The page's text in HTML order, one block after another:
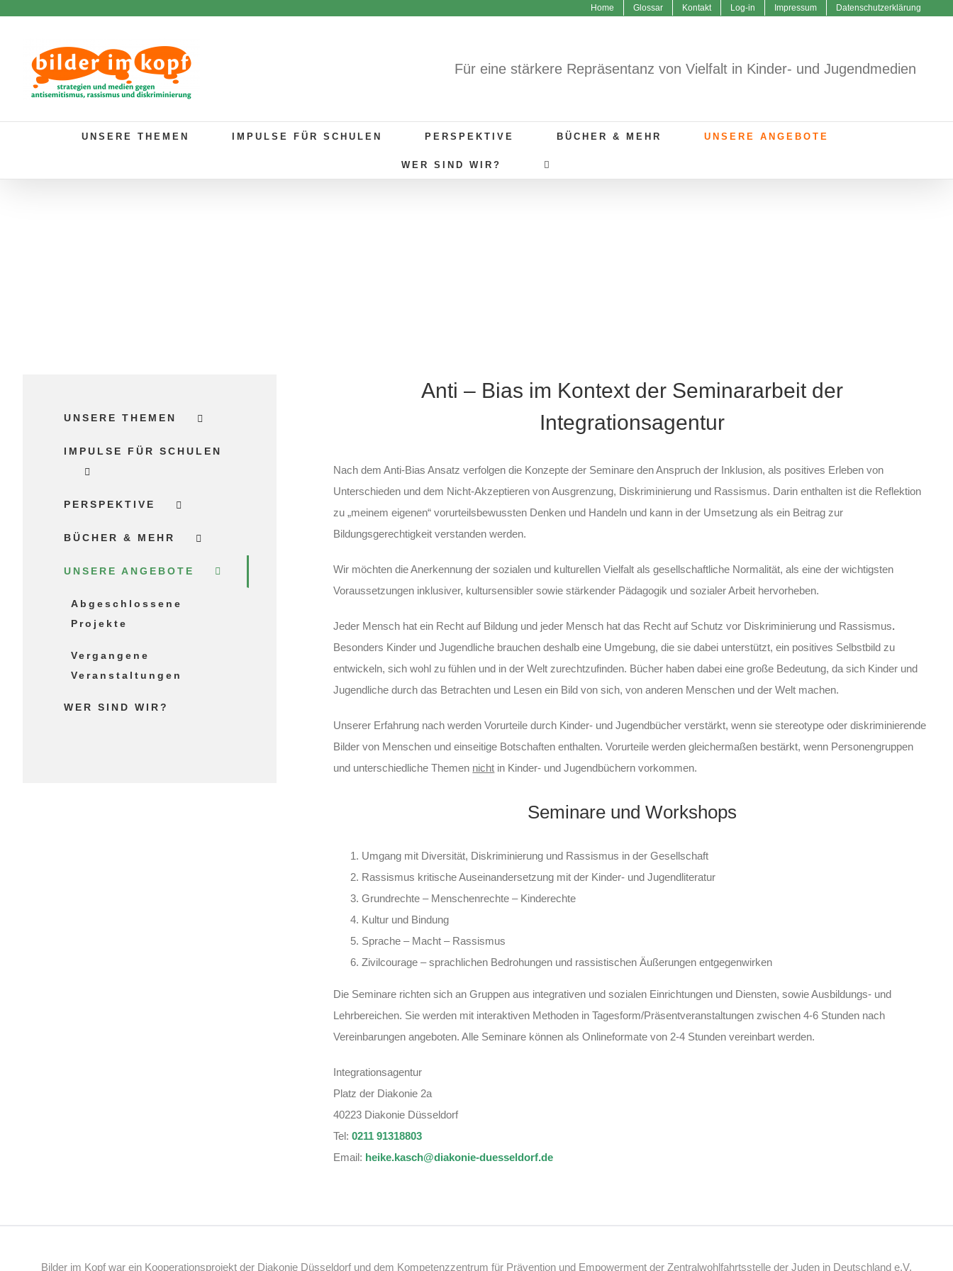
Home Glossar Kontakt Log-in Impressum Datenschutzerklärung
Für eine stärkere Repräsentanz von Vielfalt in Kinder- und Jugendmedien
UNSERE THEMEN IMPULSE FÜR SCHULEN PERSPEKTIVE BÜCHER & MEHR UNSERE ANGEBOTE
WER SIND WIR?
Anti – Bias im Kontext der Seminararbeit der
Integrationsagentur
Nach dem Anti-Bias Ansatz verfolgen die Konzepte der Seminare den Anspruch der Inklusion, als positives Erleben von
Unterschieden und dem Nicht-Akzeptieren von Ausgrenzung, Diskriminierung und Rassismus. Darin enthalten ist die Reflektion
zu „meinem eigenen“ vorurteilsbewussten Denken und Handeln und kann in der Umsetzung als ein Beitrag zur
Bildungsgerechtigkeit verstanden werden.
Wir möchten die Anerkennung der sozialen und kulturellen Vielfalt als gesellschaftliche Normalität, als eine der wichtigsten
Voraussetzungen inklusiver, kultursensibler sowie stärkender Pädagogik und sozialer Arbeit hervorheben.
Jeder Mensch hat ein Recht auf Bildung und jeder Mensch hat das Recht auf Schutz vor Diskriminierung und Rassismus.
Besonders Kinder und Jugendliche brauchen deshalb eine Umgebung, die sie dabei unterstützt, ein positives Selbstbild zu
entwickeln, sich wohl zu fühlen und in der Welt zurechtzufinden. Bücher haben dabei eine große Bedeutung, da sich Kinder und
Jugendliche durch das Betrachten und Lesen ein Bild von sich, von anderen Menschen und der Welt machen.
Unserer Erfahrung nach werden Vorurteile durch Kinder- und Jugendbücher verstärkt, wenn sie stereotype oder diskriminierende
Bilder von Menschen und einseitige Botschaften enthalten. Vorurteile werden gleichermaßen bestärkt, wenn Personengruppen
und unterschiedliche Themen nicht in Kinder- und Jugendbüchern vorkommen.
Seminare und Workshops
Umgang mit Diversität, Diskriminierung und Rassismus in der Gesellschaft
Rassismus kritische Auseinandersetzung mit der Kinder- und Jugendliteratur
Grundrechte – Menschenrechte – Kinderechte
Kultur und Bindung
Sprache – Macht – Rassismus
Zivilcourage – sprachlichen Bedrohungen und rassistischen Äußerungen entgegenwirken
Die Seminare richten sich an Gruppen aus integrativen und sozialen Einrichtungen und Diensten, sowie Ausbildungs- und
Lehrbereichen. Sie werden mit interaktiven Methoden in Tagesform/Präsentveranstaltungen zwischen 4-6 Stunden nach
Vereinbarungen angeboten. Alle Seminare können als Onlineformate von 2-4 Stunden vereinbart werden.
Integrationsagentur
Platz der Diakonie 2a
40223 Diakonie Düsseldorf
Tel:0211 91318803
Email: heike.kasch@diakonie-duesseldorf.de
UNSERE THEMEN
IMPULSE FÜR SCHULEN
PERSPEKTIVE
BÜCHER & MEHR
UNSERE ANGEBOTE
Abgeschlossene
Projekte
Vergangene
Veranstaltungen
WER SIND WIR?
Bilder im Kopf war ein Kooperationsprojekt der Diakonie Düsseldorf und dem Kompetenzzentrum für Prävention und Empowerment der Zentralwohlfahrtsstelle der Juden in Deutschland e.V.